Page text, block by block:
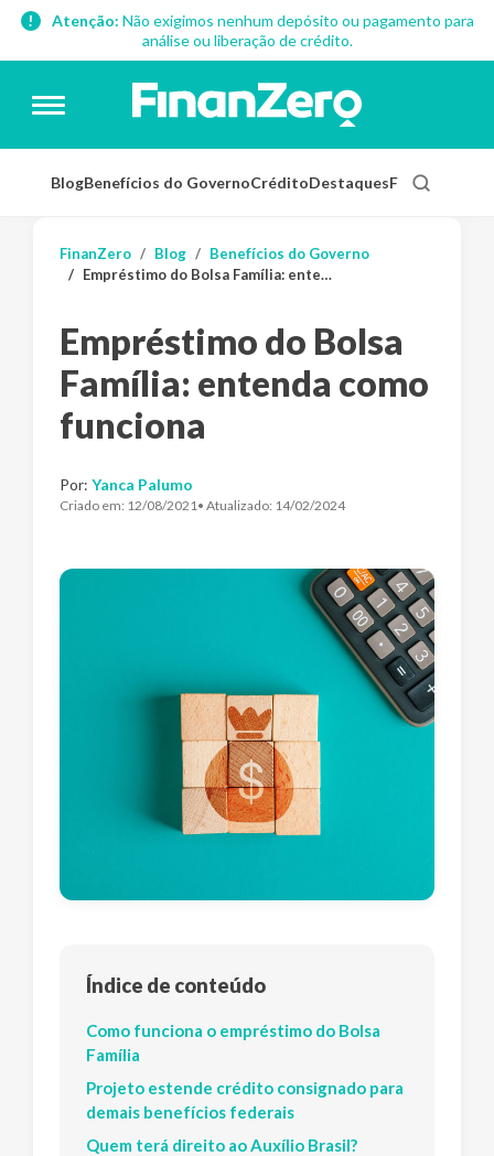
Atenção: Não exigimos nenhum depósito ou pagamento para
análise ou liberação de crédito.
BlogBenefícios do GovernoCréditoDestaquesFinanças
FinanZero Blog
Benefícios do Governo
Empréstimo do Bolsa Família: entenda como funciona
Empréstimo do Bolsa
Família: entenda como
funciona
Por: Yanca Palumo
Criado em: 12/08/2021• Atualizado: 14/02/2024
Índice de conteúdo
Como funciona o empréstimo do Bolsa
Família
Projeto estende crédito consignado para
demais benefícios federais
Quem terá direito ao Auxílio Brasil?